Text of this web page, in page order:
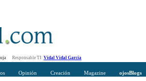
Responsable TI: Vidal Vidal Garcia
Opinión Creación Magazine ojosBlogs